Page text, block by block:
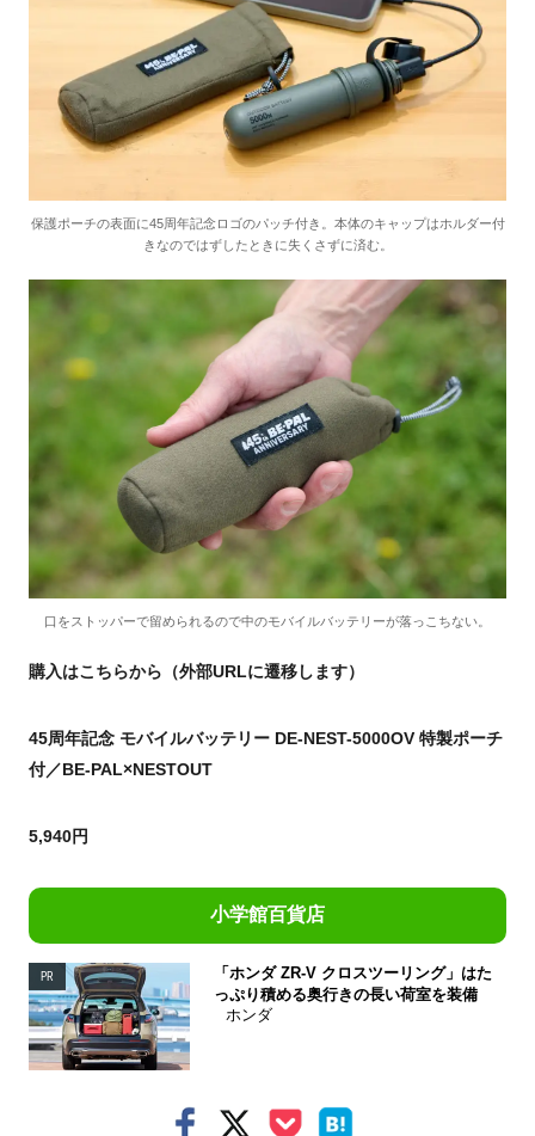
保護ポーチの表面に45周年記念ロゴのパッチ付き。本体のキャップはホルダー付
きなのではずしたときに失くさずに済む。
口をストッパーで留められるので中のモバイルバッテリーが落っこちない。
購入はこちらから（外部URLに遷移します）
45周年記念 モバイルバッテリー DE-NEST-5000OV 特製ポーチ
付／BE-PAL×NESTOUT
5,940円
小学館百貨店
PR
「ホンダ ZR-V クロスツーリング」はた
っぷり積める奥行きの長い荷室を装備
ホンダ